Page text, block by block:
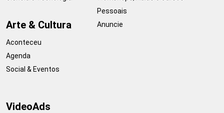
Arte & Cultura
Aconteceu
Agenda
Social & Eventos
Pessoais
Anuncie
VideoAds